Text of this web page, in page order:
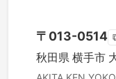
〒 013-0514
秋田県 横手市